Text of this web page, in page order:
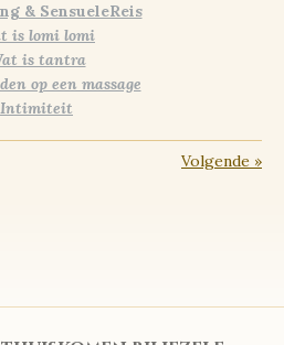
& SensueleReis
is lomi lomi
is tantra
op een massage
Intimiteit
Volgende »